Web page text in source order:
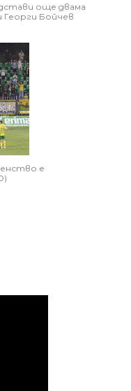
още двама
Бойчев
е